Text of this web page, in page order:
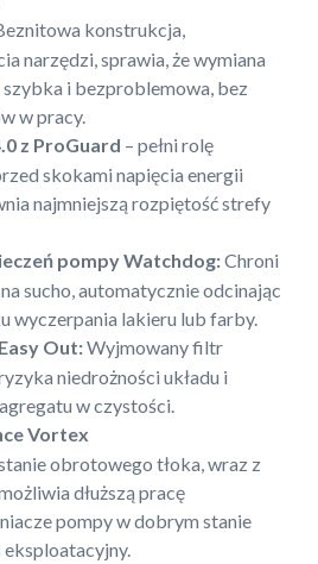
konstrukcja,
narzędzi, sprawia, że wymiana
szybka i bezproblemowa, bez
w pracy.
z ProGuard – pełni rolę
skokami napięcia energii
najmniejszą rozpiętość strefy
pompy Watchdog:Chroni
sucho, automatycznie odcinając
wyczerpania lakieru lub farby.
Out:Wyjmowany filtr
niedrożności układu i
w czystości.
Vortex
obrotowego tłoka, wraz z
dłuższą pracę
pompy w dobrym stanie
eksploatacyjny.